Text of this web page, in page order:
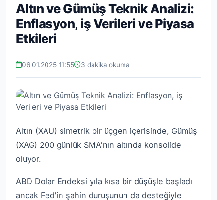
Altın ve Gümüş Teknik Analizi:
Enflasyon, iş Verileri ve Piyasa
Etkileri
06.01.2025 11:55 3 dakika okuma
Altın (XAU) simetrik bir üçgen içerisinde, Gümüş
(XAG) 200 günlük SMA'nın altında konsolide
oluyor.
ABD Dolar Endeksi yıla kısa bir düşüşle başladı
ancak Fed'in şahin duruşunun da desteğiyle